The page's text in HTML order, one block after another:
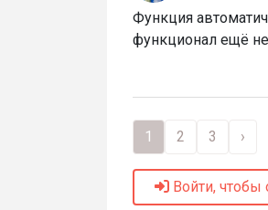
Функция
функционал ещё
1 2 3 ›
Войти, чтобы